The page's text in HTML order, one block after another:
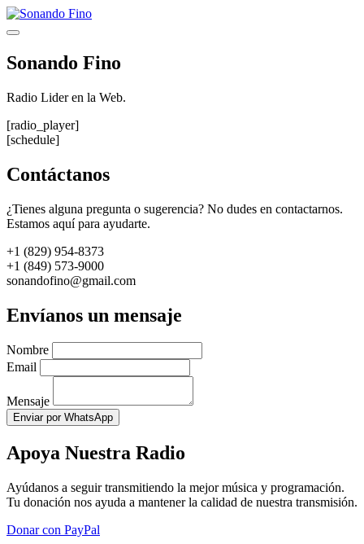
Saltar
al
Menú
Sonando Fino
Radio Lider en la Web.
[radio_player]
[schedule]
Contáctanos
¿Tienes alguna pregunta o sugerencia? No dudes en contactarnos.
Estamos aquí para ayudarte.
+1 (829) 954-8373
+1 (849) 573-9000
sonandofino@gmail.com
Envíanos un mensaje
Nombre
Email
Mensaje
Enviar por WhatsApp
Apoya Nuestra Radio
Ayúdanos a seguir transmitiendo la mejor música y programación.
Tu donación nos ayuda a mantener la calidad de nuestra transmisión.
Donar con PayPal